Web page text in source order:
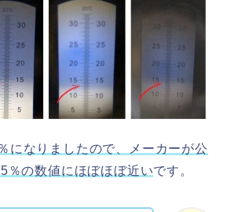
になりましたので、メーカーが公
％の数値にほぼほぼ近いです。